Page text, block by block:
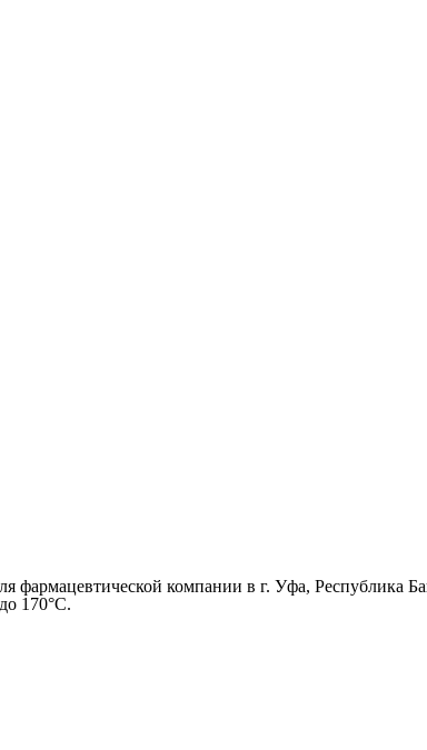
фармацевтической компании в г. Уфа, Республика
170°С.